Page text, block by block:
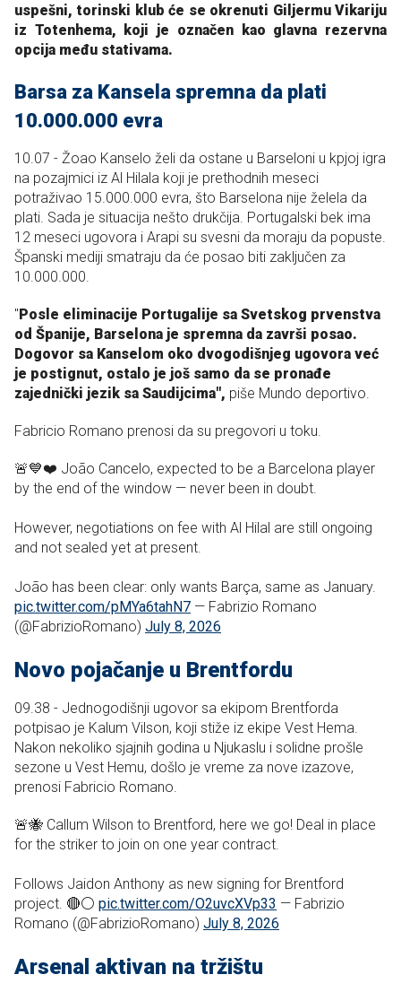
uspešni, torinski klub će se okrenuti Giljermu Vikariju
iz Totenhema, koji je označen kao glavna rezervna
opcija među stativama.
Barsa za Kansela spremna da plati
10.000.000 evra
10.07 - Žoao Kanselo želi da ostane u Barseloni u kpjoj igra
na pozajmici iz Al Hilala koji je prethodnih meseci
potraživao 15.000.000 evra, što Barselona nije želela da
plati. Sada je situacija nešto drukčija. Portugalski bek ima
12 meseci ugovora i Arapi su svesni da moraju da popuste.
Španski mediji smatraju da će posao biti zaključen za
10.000.000.
"Posle eliminacije Portugalije sa Svetskog prvenstva
od Španije, Barselona je spremna da završi posao.
Dogovor sa Kanselom oko dvogodišnjeg ugovora već
je postignut, ostalo je još samo da se pronađe
zajednički jezik sa Saudijcima", piše Mundo deportivo.
Fabricio Romano prenosi da su pregovori u toku.
🚨💙❤️ João Cancelo, expected to be a Barcelona player
by the end of the window — never been in doubt.
However, negotiations on fee with Al Hilal are still ongoing
and not sealed yet at present.
João has been clear: only wants Barça, same as January.
pic.twitter.com/pMYa6tahN7 — Fabrizio Romano
(@FabrizioRomano) July 8, 2026
Novo pojačanje u Brentfordu
09.38 - Jednogodišnji ugovor sa ekipom Brentforda
potpisao je Kalum Vilson, koji stiže iz ekipe Vest Hema.
Nakon nekoliko sjajnih godina u Njukaslu i solidne prošle
sezone u Vest Hemu, došlo je vreme za nove izazove,
prenosi Fabricio Romano.
🚨🐝 Callum Wilson to Brentford, here we go! Deal in place
for the striker to join on one year contract.
Follows Jaidon Anthony as new signing for Brentford
project. 🔴⚪️ pic.twitter.com/O2uvcXVp33 — Fabrizio
Romano (@FabrizioRomano) July 8, 2026
Arsenal aktivan na tržištu